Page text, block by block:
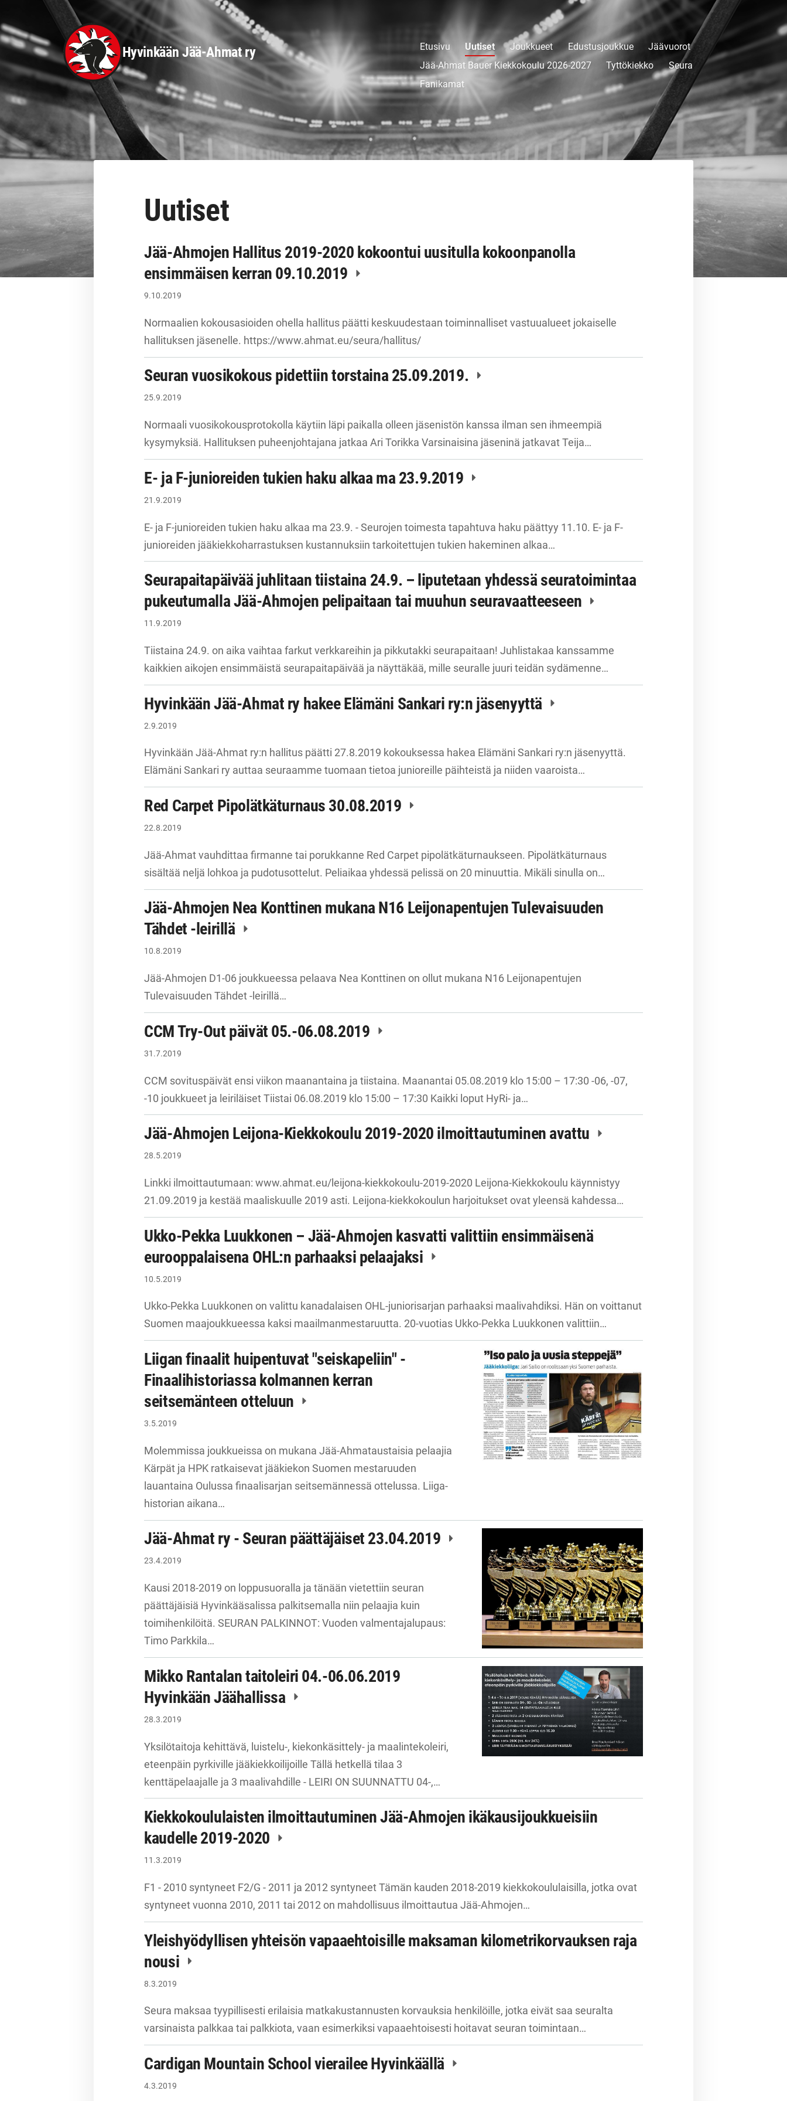
sivun
sisältöön
Hyvinkään Jää-Ahmat ry Etusivu Uutiset Joukkueet Edustusjoukkue
Jäävuorot
Jää-Ahmat Bauer Kiekkokoulu 2026-2027
Tyttökiekko
Seura
Fanikamat
Uutiset
Jää-Ahmojen Hallitus 2019-2020 kokoontui uusitulla kokoonpanolla
ensimmäisen kerran 09.10.2019
9.10.2019
Normaalien kokousasioiden ohella hallitus päätti keskuudestaan toiminnalliset vastuualueet jokaiselle
hallituksen jäsenelle. https://www.ahmat.eu/seura/hallitus/
Seuran vuosikokous pidettiin torstaina 25.09.2019.
25.9.2019
Normaali vuosikokousprotokolla käytiin läpi paikalla olleen jäsenistön kanssa ilman sen ihmeempiä
kysymyksiä. Hallituksen puheenjohtajana jatkaa Ari Torikka Varsinaisina jäseninä jatkavat Teija…
E- ja F-junioreiden tukien haku alkaa ma 23.9.2019
21.9.2019
E- ja F-junioreiden tukien haku alkaa ma 23.9. - Seurojen toimesta tapahtuva haku päättyy 11.10. E- ja F-
junioreiden jääkiekkoharrastuksen kustannuksiin tarkoitettujen tukien hakeminen alkaa…
Seurapaitapäivää juhlitaan tiistaina 24.9. – liputetaan yhdessä seuratoimintaa
pukeutumalla Jää-Ahmojen pelipaitaan tai muuhun seuravaatteeseen
11.9.2019
Tiistaina 24.9. on aika vaihtaa farkut verkkareihin ja pikkutakki seurapaitaan! Juhlistakaa kanssamme
kaikkien aikojen ensimmäistä seurapaitapäivää ja näyttäkää, mille seuralle juuri teidän sydämenne…
Hyvinkään Jää-Ahmat ry hakee Elämäni Sankari ry:n jäsenyyttä
2.9.2019
Hyvinkään Jää-Ahmat ry:n hallitus päätti 27.8.2019 kokouksessa hakea Elämäni Sankari ry:n jäsenyyttä.
Elämäni Sankari ry auttaa seuraamme tuomaan tietoa junioreille päihteistä ja niiden vaaroista…
Red Carpet Pipolätkäturnaus 30.08.2019
22.8.2019
Jää-Ahmat vauhdittaa firmanne tai porukkanne Red Carpet pipolätkäturnaukseen. Pipolätkäturnaus
sisältää neljä lohkoa ja pudotusottelut. Peliaikaa yhdessä pelissä on 20 minuuttia. Mikäli sinulla on…
Jää-Ahmojen Nea Konttinen mukana N16 Leijonapentujen Tulevaisuuden
Tähdet -leirillä
10.8.2019
Jää-Ahmojen D1-06 joukkueessa pelaava Nea Konttinen on ollut mukana N16 Leijonapentujen
Tulevaisuuden Tähdet -leirillä…
CCM Try-Out päivät 05.-06.08.2019
31.7.2019
CCM sovituspäivät ensi viikon maanantaina ja tiistaina. Maanantai 05.08.2019 klo 15:00 – 17:30 -06, -07,
-10 joukkueet ja leiriläiset Tiistai 06.08.2019 klo 15:00 – 17:30 Kaikki loput HyRi- ja…
Jää-Ahmojen Leijona-Kiekkokoulu 2019-2020 ilmoittautuminen avattu
28.5.2019
Linkki ilmoittautumaan: www.ahmat.eu/leijona-kiekkokoulu-2019-2020 Leijona-Kiekkokoulu käynnistyy
21.09.2019 ja kestää maaliskuulle 2019 asti. Leijona-kiekkokoulun harjoitukset ovat yleensä kahdessa…
Ukko-Pekka Luukkonen – Jää-Ahmojen kasvatti valittiin ensimmäisenä
eurooppalaisena OHL:n parhaaksi pelaajaksi
10.5.2019
Ukko-Pekka Luukkonen on valittu kanadalaisen OHL-juniorisarjan parhaaksi maalivahdiksi. Hän on voittanut
Suomen maajoukkueessa kaksi maailmanmestaruutta. 20-vuotias Ukko-Pekka Luukkonen valittiin…
Liigan finaalit huipentuvat "seiskapeliin" -
Finaalihistoriassa kolmannen kerran
seitsemänteen otteluun
3.5.2019
Molemmissa joukkueissa on mukana Jää-Ahmataustaisia pelaajia
Kärpät ja HPK ratkaisevat jääkiekon Suomen mestaruuden
lauantaina Oulussa finaalisarjan seitsemännessä ottelussa. Liiga-
historian aikana…
Jää-Ahmat ry - Seuran päättäjäiset 23.04.2019
23.4.2019
Kausi 2018-2019 on loppusuoralla ja tänään vietettiin seuran
päättäjäisiä Hyvinkääsalissa palkitsemalla niin pelaajia kuin
toimihenkilöitä. SEURAN PALKINNOT: Vuoden valmentajalupaus:
Timo Parkkila…
Mikko Rantalan taitoleiri 04.-06.06.2019
Hyvinkään Jäähallissa
28.3.2019
Yksilötaitoja kehittävä, luistelu-, kiekonkäsittely- ja maalintekoleiri,
eteenpäin pyrkiville jääkiekkoilijoille Tällä hetkellä tilaa 3
kenttäpelaajalle ja 3 maalivahdille - LEIRI ON SUUNNATTU 04-,…
Kiekkokoululaisten ilmoittautuminen Jää-Ahmojen ikäkausijoukkueisiin
kaudelle 2019-2020
11.3.2019
F1 - 2010 syntyneet F2/G - 2011 ja 2012 syntyneet Tämän kauden 2018-2019 kiekkokoululaisilla, jotka ovat
syntyneet vuonna 2010, 2011 tai 2012 on mahdollisuus ilmoittautua Jää-Ahmojen…
Yleishyödyllisen yhteisön vapaaehtoisille maksaman kilometrikorvauksen raja
nousi
8.3.2019
Seura maksaa tyypillisesti erilaisia matkakustannusten korvauksia henkilöille, jotka eivät saa seuralta
varsinaista palkkaa tai palkkiota, vaan esimerkiksi vapaaehtoisesti hoitavat seuran toimintaan…
Cardigan Mountain School vierailee Hyvinkäällä
4.3.2019